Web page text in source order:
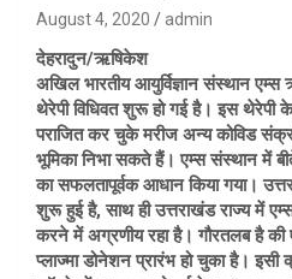
August 4, 2020 admin
देहरादुन/ऋषिकेश
अखिल भारतीय आयुर्विज्ञान संस्थान
थेरेपी विधिवत शुरू हो गई है। इस थेरेपी
पराजित कर चुके मरीज अन्य कोविड
भूमिका निभा सकते हैं। एम्स संस्थान में
का सफलतापूर्वक आधान किया गया।
शुरू हुई है, साथ ही उत्तराखंड राज्य में
करने में अग्रणीय रहा है। गौरतलब है
प्लाज्मा डोनेशन प्रारंभ हो चुका है।